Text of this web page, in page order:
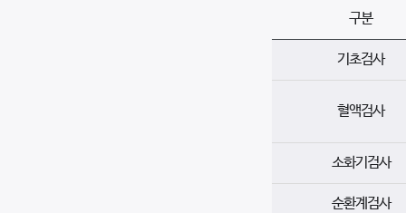
구분
기초검사
혈액검사
소화기검사
순환계검사